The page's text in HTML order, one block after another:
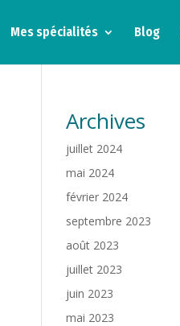
Mes spécialités Blog
Archives
juillet 2024
mai 2024
février 2024
septembre 2023
août 2023
juillet 2023
juin 2023
mai 2023